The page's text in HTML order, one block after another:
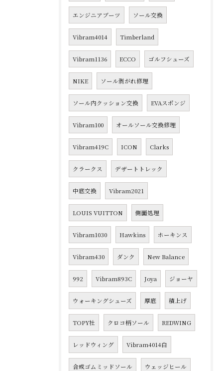
エンジニアブーツ ソール交換
Vibram4014 Timberland
Vibram1136 ECCO ゴルフシューズ
NIKE ソール剥がれ修理
ソール内クッション交換 EVAスポンジ
Vibram100 オールソール交換修理
Vibram419C ICON Clarks
クラークス デザートトレック
中底交換 Vibram2021
LOUIS VUITTON 側面処理
Vibram1030 Hawkins ホーキンス
Vibram430 ダンク New Balance
992 Vibram893C Joya ジョーヤ
ウォーキングシューズ 厚底 積上げ
TOPY社 クロコ柄ソール REDWING
レッドウィング Vibram4014白
合成ゴムミッドソール ウェッジヒール